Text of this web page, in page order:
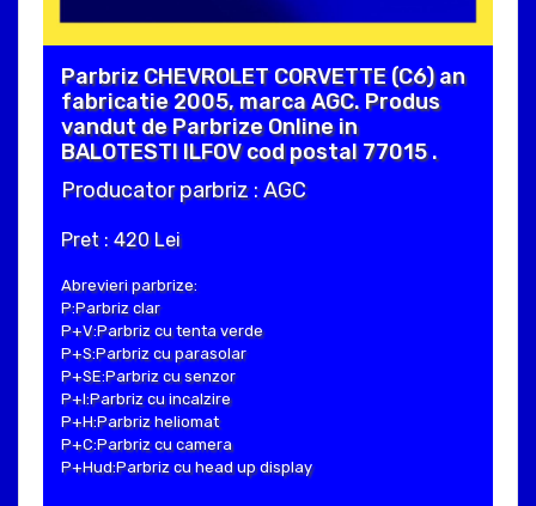
Parbriz CHEVROLET CORVETTE (C6) an
fabricatie 2005, marca AGC. Produs
vandut de Parbrize Online in
BALOTESTI ILFOV cod postal 77015 .
Producator parbriz : AGC
Pret : 420 Lei
Abrevieri parbrize:
P:Parbriz clar
P+V:Parbriz cu tenta verde
P+S:Parbriz cu parasolar
P+SE:Parbriz cu senzor
P+I:Parbriz cu incalzire
P+H:Parbriz heliomat
P+C:Parbriz cu camera
P+Hud:Parbriz cu head up display